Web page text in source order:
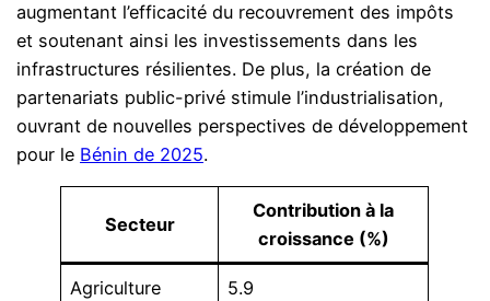
augmentant l’efficacité du recouvrement des impôts
et soutenant ainsi les investissements dans les
infrastructures résilientes. De plus, la création de
partenariats public-privé stimule l’industrialisation,
ouvrant de nouvelles perspectives de développement
pour le Bénin de 2025.
Secteur
Contribution à la
croissance (%)
Agriculture 5.9